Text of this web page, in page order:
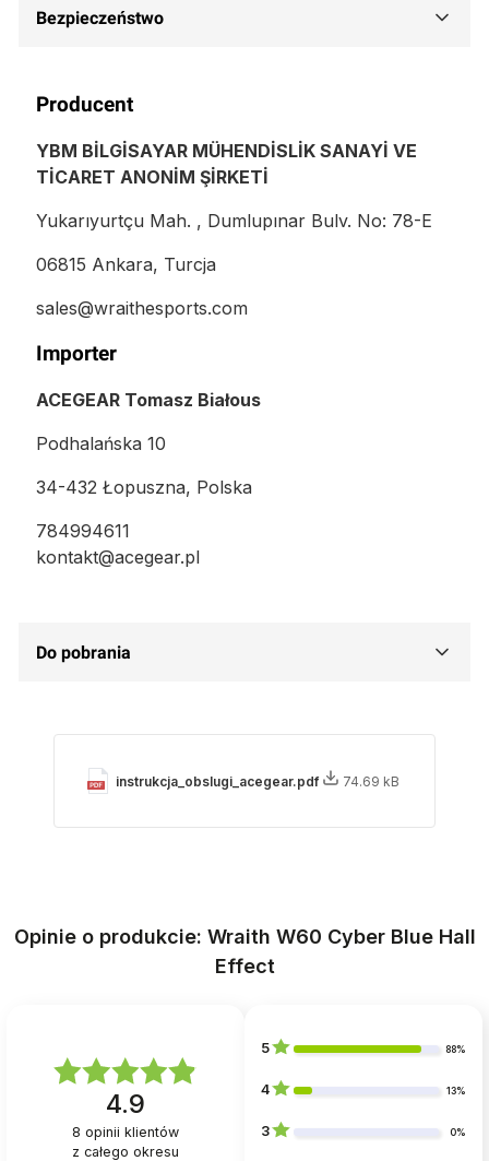
Bezpieczeństwo
Producent
YBM BİLGİSAYAR MÜHENDİSLİK SANAYİ VE
TİCARET ANONİM ŞİRKETİ
Yukarıyurtçu Mah. , Dumlupınar Bulv. No: 78-E
06815 Ankara, Turcja
sales@wraithesports.com
Importer
ACEGEAR Tomasz Białous
Podhalańska 10
34-432 Łopuszna, Polska
784994611
kontakt@acegear.pl
Do pobrania
instrukcja_obslugi_acegear.pdf 74.69 kB
Opinie o produkcie: Wraith W60 Cyber Blue Hall
Effect
4.9
8 opinii klientów
z całego okresu
5 88%
4 13%
3 0%